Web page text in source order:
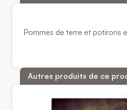
Pommes de terre et potirons
Autres produits de ce